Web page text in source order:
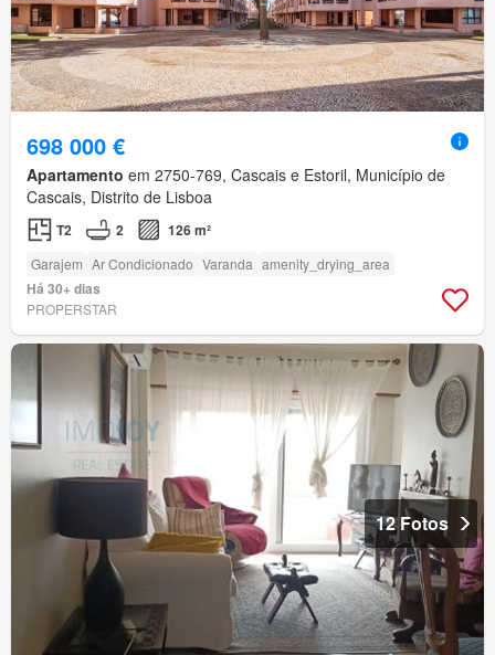
698 000 €
Apartamento em 2750-769, Cascais e Estoril, Município de
Cascais, Distrito de Lisboa
T2 2 126 m²
Garajem Ar Condicionado Varanda amenity_drying_area
Há 30+ dias
PROPERSTAR
12 Fotos